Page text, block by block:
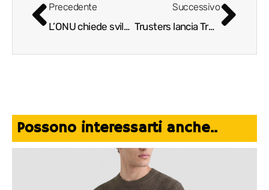
Precedente
L’ONU chiede sviluppo sostenibile e Hara Life risponde con un progetto green a sostenibilità diffusa
Successivo
Trusters lancia Trusters EMT, la piattaforma italiana di equity crowdfunding immobiliare
Possono interessarti anche..